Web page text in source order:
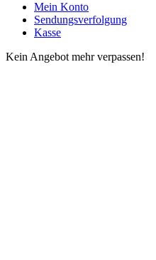
Mein Konto
Sendungsverfolgung
Kasse
Kein Angebot mehr verpassen!